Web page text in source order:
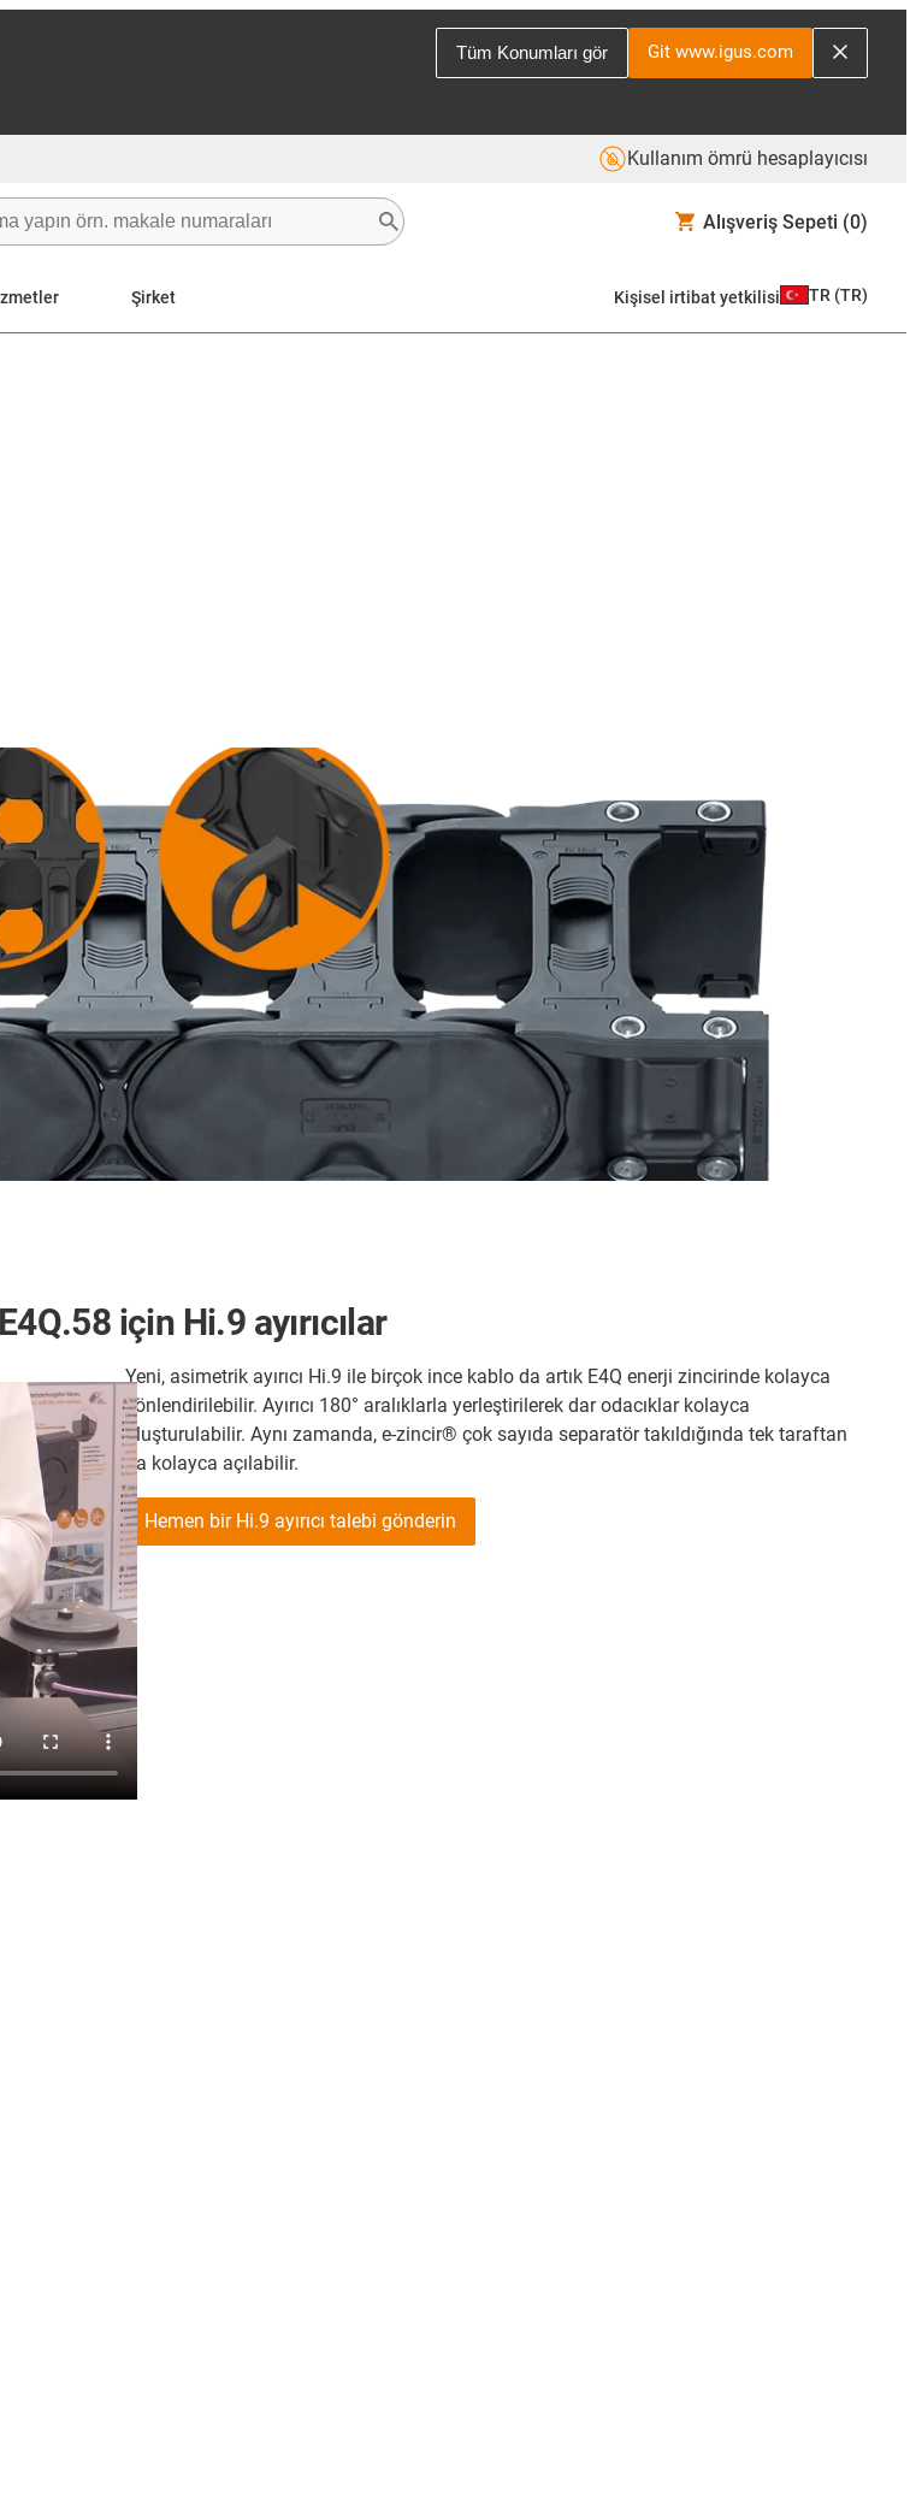
Tüm Konumları gör Git www.igus.com
Kullanım ömrü hesaplayıcısı
Alışveriş Sepeti (0)
Şirket Kişisel irtibat yetkilisi TR (TR)
için Hi.9 ayırıcılar
Yeni, asimetrik ayırıcı Hi.9 ile birçok ince kablo da artık E4Q enerji zincirinde kolayca
yönlendirilebilir. Ayırıcı 180° aralıklarla yerleştirilerek dar odacıklar kolayca
oluşturulabilir. Aynı zamanda, e-zincir® çok sayıda separatör takıldığında tek taraftan
da kolayca açılabilir.
Hemen bir Hi.9 ayırıcı talebi gönderin